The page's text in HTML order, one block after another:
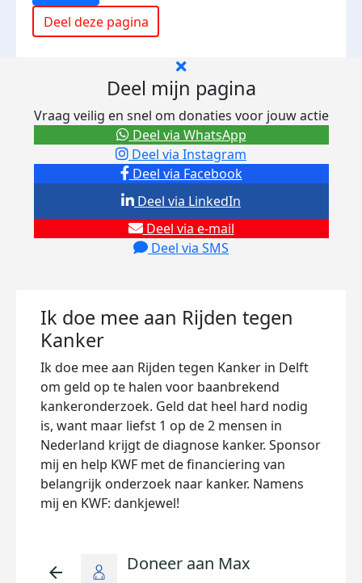
Deel deze pagina
Deel mijn pagina
Vraag veilig en snel om donaties voor jouw actie
Deel via Facebook
Deel via Instagram
Deel via e-mail
Deel via SMS
Deel via LinkedIn
Deel via WhatsApp
Ik doe mee aan Rijden tegen
Kanker
Ik doe mee aan Rijden tegen Kanker in Delft
om geld op te halen voor baanbrekend
kankeronderzoek. Geld dat heel hard nodig
is, want maar liefst 1 op de 2 mensen in
Nederland krijgt de diagnose kanker. Sponsor
mij en help KWF met de financiering van
belangrijk onderzoek naar kanker. Namens
mij en KWF: dankjewel!
arrow_back Doneer aan Max